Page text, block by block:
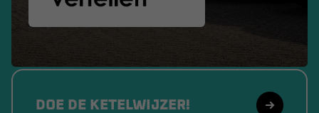
DOE DE KETELWIJZER!